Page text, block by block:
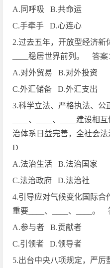
A. 同呼吸 B.共命运
C.手牵手 D.心连心
2.过去五年，开放型经济新
____稳居世界前列。 答案
A.对外贸易 B.对外投资
C.外汇储备 D.外汇支出
3.科学立法、严格执法、公
、 、
建设相
治体系日益完善，全社会
D
A.法治生活 B.法治国家
C.法治政府 D.法治社
4.引导应对气候变化国际合
重要
、 、 ____。
A.参与者 B.贡献者
C.引领者 D.领导者
5.出台中央八项规定，严厉